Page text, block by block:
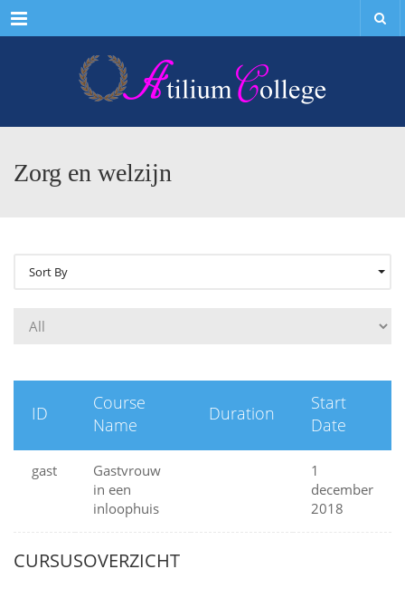
Menu
Zorg en welzijn
Sort By
ID
Course
Name
Duration
Start
Date
gast
Gastvrouw
in een
inloophuis
1
december
2018
CURSUSOVERZICHT